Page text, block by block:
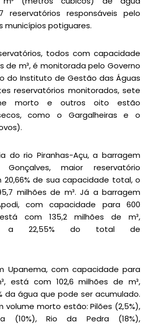
reservatórios responsáveis pelo
potiguares.
todos com capacidade
de m³, é monitorada pelo Governo
do Instituto de Gestão das Águas
reservatórios monitorados, sete
morto e outros oito estão
como o Gargalheiras e o
do rio Piranhas-Açu, a barragem
Gonçalves, maior reservatório
de sua capacidade total, o
milhões de m³. Já a barragem
com capacidade para 600
com 135,2 milhões de m³,
a 22,55% do total de
Upanema, com capacidade para
está com 102,6 milhões de m³,
da água que pode ser acumulado.
volume morto estão: Pilões (2,5%),
(10%), Rio da Pedra (18%),